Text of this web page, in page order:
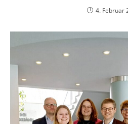
4. Februar